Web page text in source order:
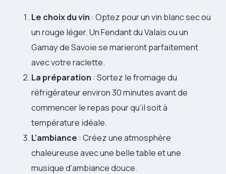
Le choix du vin : Optez pour un vin blanc sec ou
un rouge léger. Un Fendant du Valais ou un
Gamay de Savoie se marieront parfaitement
avec votre raclette.
La préparation : Sortez le fromage du
réfrigérateur environ 30 minutes avant de
commencer le repas pour qu’il soit à
température idéale.
L’ambiance : Créez une atmosphère
chaleureuse avec une belle table et une
musique d’ambiance douce.